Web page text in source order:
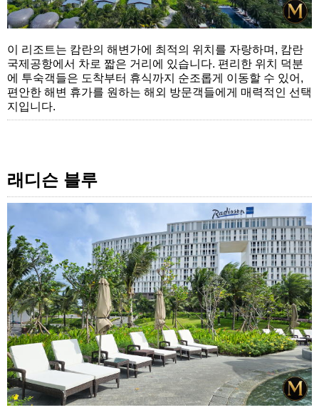
이 리조트는 캄란의 해변가에 최적의 위치를 자랑하며, 캄란
국제공항에서 차로 짧은 거리에 있습니다. 편리한 위치 덕분
에 투숙객들은 도착부터 휴식까지 순조롭게 이동할 수 있어,
편안한 해변 휴가를 원하는 해외 방문객들에게 매력적인 선택
지입니다.
래디슨 블루